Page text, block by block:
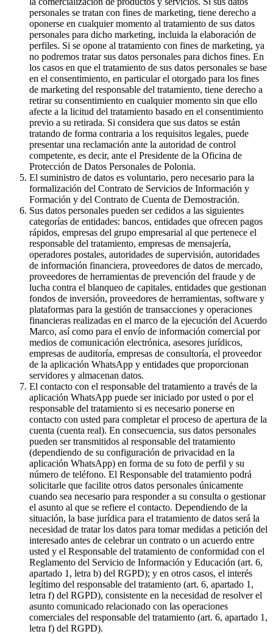
personales se tratan con fines de marketing, tiene derecho a
oponerse en cualquier momento al tratamiento de sus datos
personales para dicho marketing, incluida la elaboración de
perfiles. Si se opone al tratamiento con fines de marketing, ya
no podremos tratar sus datos personales para dichos fines. En
los casos en que el tratamiento de sus datos personales se base
en el consentimiento, en particular el otorgado para los fines
de marketing del responsable del tratamiento, tiene derecho a
retirar su consentimiento en cualquier momento sin que ello
afecte a la licitud del tratamiento basado en el consentimiento
previo a su retirada. Si considera que sus datos se están
tratando de forma contraria a los requisitos legales, puede
presentar una reclamación ante la autoridad de control
competente, es decir, ante el Presidente de la Oficina de
Protección de Datos Personales de Polonia.
El suministro de datos es voluntario, pero necesario para la
formalización del Contrato de Servicios de Información y
Formación y del Contrato de Cuenta de Demostración.
Sus datos personales pueden ser cedidos a las siguientes
categorías de entidades: bancos, entidades que ofrecen pagos
rápidos, empresas del grupo empresarial al que pertenece el
responsable del tratamiento, empresas de mensajería,
operadores postales, autoridades de supervisión, autoridades
de información financiera, proveedores de datos de mercado,
proveedores de herramientas de prevención del fraude y de
lucha contra el blanqueo de capitales, entidades que gestionan
fondos de inversión, proveedores de herramientas, software y
plataformas para la gestión de transacciones y operaciones
financieras realizadas en el marco de la ejecución del Acuerdo
Marco, así como para el envío de información comercial por
medios de comunicación electrónica, asesores jurídicos,
empresas de auditoría, empresas de consultoría, el proveedor
de la aplicación WhatsApp y entidades que proporcionan
servidores y almacenan datos.
El contacto con el responsable del tratamiento a través de la
aplicación WhatsApp puede ser iniciado por usted o por el
responsable del tratamiento si es necesario ponerse en
contacto con usted para completar el proceso de apertura de la
cuenta (cuenta real). En consecuencia, sus datos personales
pueden ser transmitidos al responsable del tratamiento
(dependiendo de su configuración de privacidad en la
aplicación WhatsApp) en forma de su foto de perfil y su
número de teléfono. El Responsable del tratamiento podrá
solicitarle que facilite otros datos personales únicamente
cuando sea necesario para responder a su consulta o gestionar
el asunto al que se refiere el contacto. Dependiendo de la
situación, la base jurídica para el tratamiento de datos será la
necesidad de tratar los datos para tomar medidas a petición del
interesado antes de celebrar un contrato o un acuerdo entre
usted y el Responsable del tratamiento de conformidad con el
Reglamento del Servicio de Información y Educación (art. 6,
apartado 1, letra b) del RGPD); y en otros casos, el interés
legítimo del responsable del tratamiento (art. 6, apartado 1,
letra f) del RGPD), consistente en la necesidad de resolver el
asunto comunicado relacionado con las operaciones
comerciales del responsable del tratamiento (art. 6, apartado 1,
letra f) del RGPD).